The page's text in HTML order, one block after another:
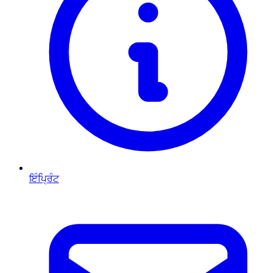
ਇੰਪ੍ਰਿੰਟ